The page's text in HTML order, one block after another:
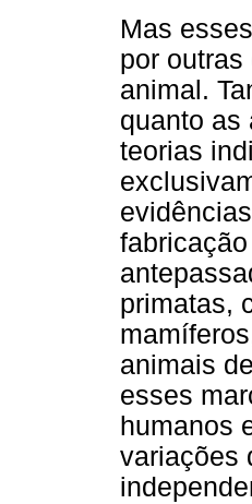
Mas
por
animal.
quanto as
teorias
primatas,
animais
esses
humanos
variações